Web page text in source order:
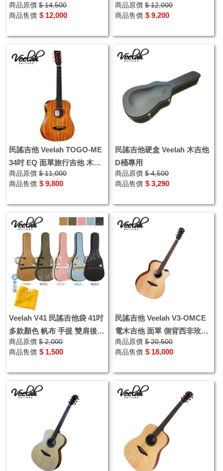
商品原價 $ 14,500
商品售價 $ 12,000
厚袋
商品原價 $ 12,000
商品售價 $ 9,200
民謠吉他 Veelah TOGO-ME
34吋 EQ 面單旅行吉他 木吉
他
商品原價 $ 11,000
商品售價 $ 9,800
民謠吉他硬盒 Veelah 木吉他
D桶專用
商品原價 $ 4,500
商品售價 $ 3,290
Veelah V41 民謠吉他袋 41吋
多款顏色 帆布 手提 雙肩後背
木吉他厚袋 原廠吉他袋
商品原價 $ 2,000
商品售價 $ 1,500
民謠吉他 Veelah V3-OMCE
電木吉他 面單 側背西非玫瑰
木 附FISHMAN拾音器
商品原價 $ 20,500
商品售價 $ 18,000